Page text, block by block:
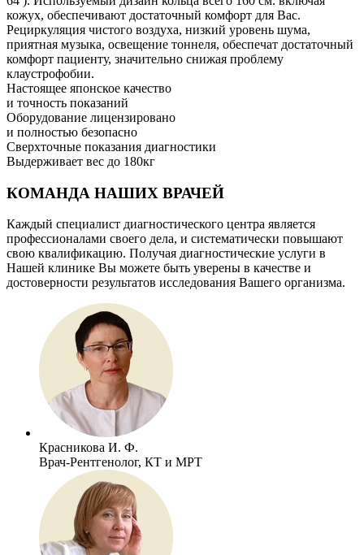
кожух, обеспечивают достаточный комфорт для Вас.
Рециркуляция чистого воздуха, низкий уровень шума,
приятная музыка, освещение тоннеля, обеспечат достаточный
комфорт пациенту, значительно снижая проблему
клаустрофобии.
Настоящее японское качество
и точность показаний
Оборудование лицензировано
и полностью безопасно
Сверхточные показания диагностики
Выдерживает вес до 180кг
КОМАНДА НАШИХ ВРАЧЕЙ
Каждый специалист диагностического центра является
профессионалами своего дела, и систематически повышают
свою квалификацию. Получая диагностические услуги в
Нашей клинике Вы можете быть уверены в качестве и
достоверности результатов исследования Вашего организма.
Красникова И. Ф.
Врач-Рентгенолог, КТ и МРТ